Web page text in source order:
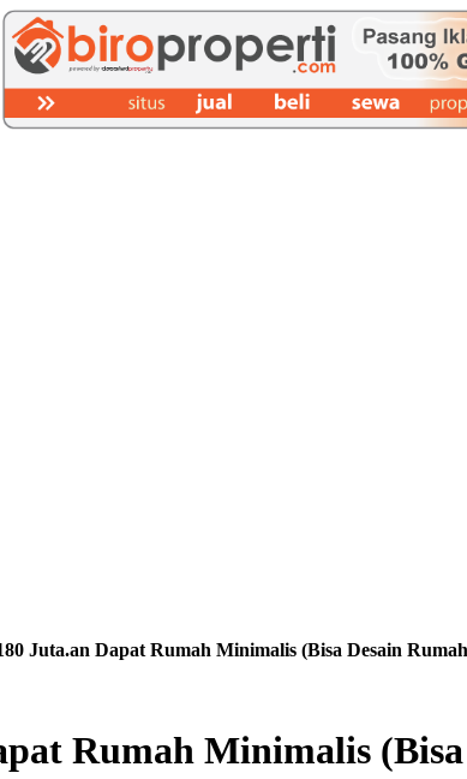
Juta.an Dapat Rumah Minimalis (Bisa Desain
Rumah Minimalis